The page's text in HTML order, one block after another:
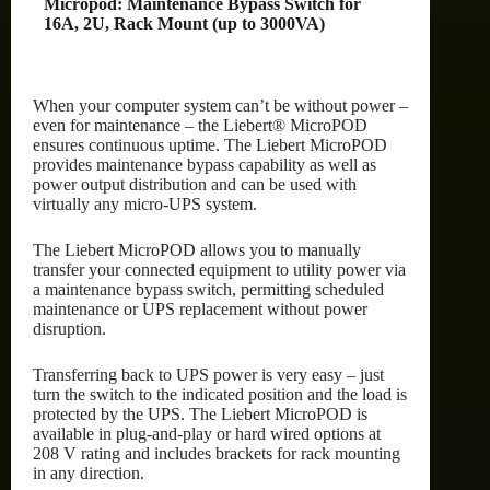
Micropod: Maintenance Bypass Switch for
16A, 2U, Rack Mount (up to 3000VA)
When your computer system can’t be without power –
even for maintenance – the Liebert® MicroPOD
ensures continuous uptime. The Liebert MicroPOD
provides maintenance bypass capability as well as
power output distribution and can be used with
virtually any micro-UPS system.
The Liebert MicroPOD allows you to manually
transfer your connected equipment to utility power via
a maintenance bypass switch, permitting scheduled
maintenance or UPS replacement without power
disruption.
Transferring back to UPS power is very easy – just
turn the switch to the indicated position and the load is
protected by the UPS. The Liebert MicroPOD is
available in plug-and-play or hard wired options at
208 V rating and includes brackets for rack mounting
in any direction.